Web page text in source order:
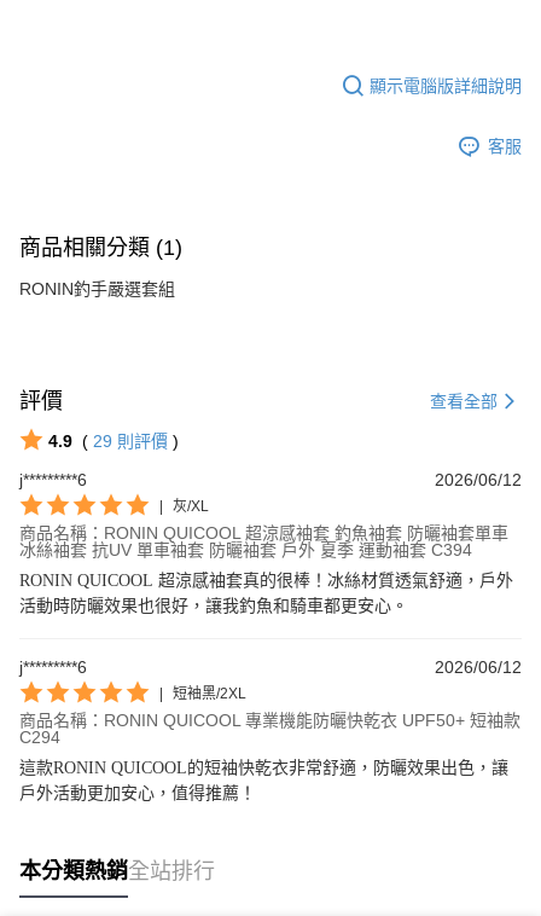
顯示電腦版詳細說明
客服
商品相關分類 (1)
RONIN釣手嚴選套組
評價 查看全部
4.9 ( 29 則評價 )
j*********6
2026/06/12
灰/XL
商品名稱：RONIN QUICOOL 超涼感袖套 釣魚袖套 防曬袖套單車
冰絲袖套 抗UV 單車袖套 防曬袖套 戶外 夏季 運動袖套 C394
RONIN QUICOOL 超涼感袖套真的很棒！冰絲材質透氣舒適，戶外
活動時防曬效果也很好，讓我釣魚和騎車都更安心。
j*********6 2026/06/12
短袖黑/2XL
商品名稱：RONIN QUICOOL 專業機能防曬快乾衣 UPF50+ 短袖款
C294
這款RONIN QUICOOL的短袖快乾衣非常舒適，防曬效果出色，讓
戶外活動更加安心，值得推薦！
本分類熱銷全站排行